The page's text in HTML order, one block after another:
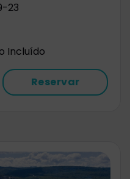
23
Incluído
Reservar